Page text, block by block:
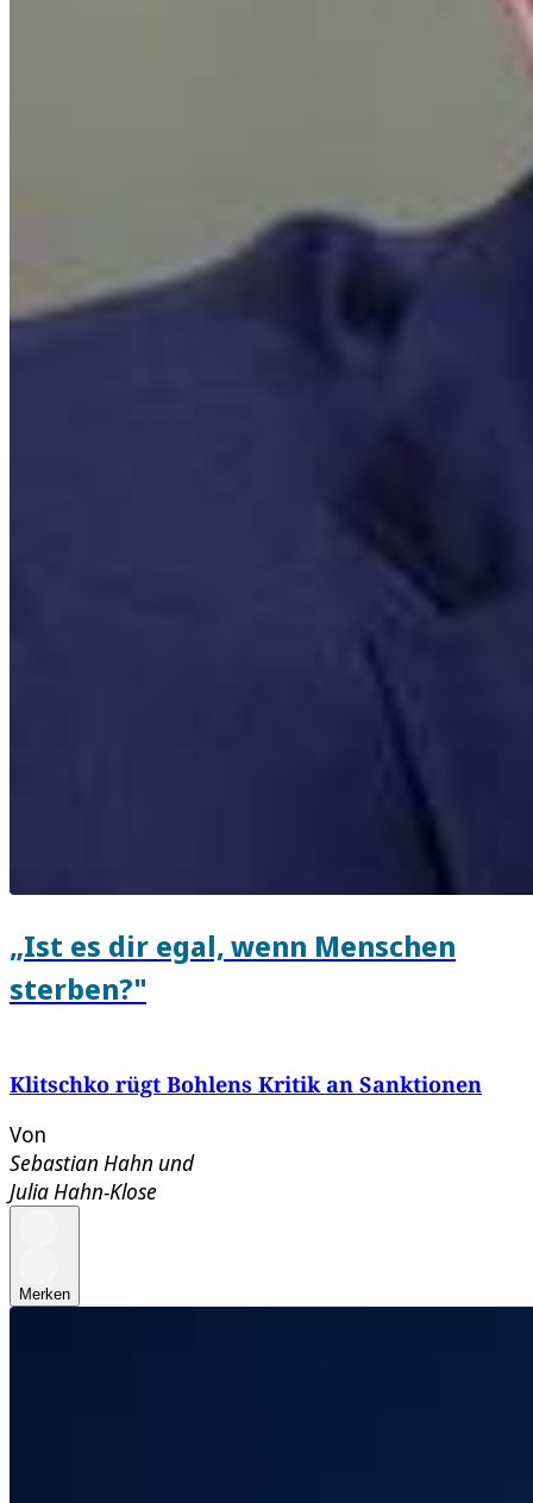
„Ist es dir egal, wenn Menschen
sterben?"
Klitschko rügt Bohlens Kritik an Sanktionen
Von
Sebastian Hahn und
Julia Hahn-Klose
Merken